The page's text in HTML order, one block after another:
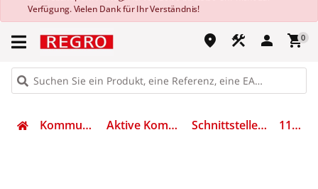
Verfügung. Vielen Dank für Ihr Verständnis!
place construction person shopping_cart0
Kommunikation Aktive Komponenten Schnittstellenwandler 110501